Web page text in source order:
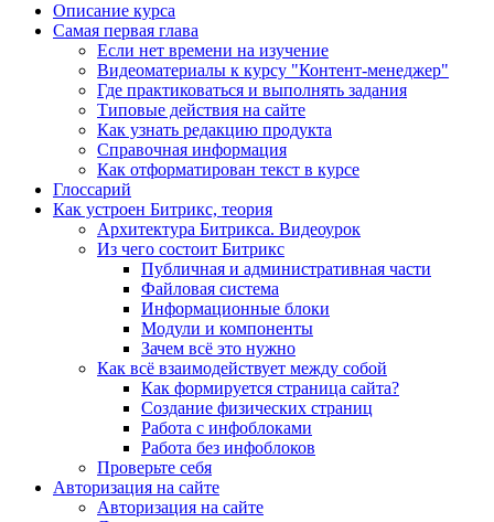
Описание курса
Самая первая глава
Если нет времени на изучение
Видеоматериалы к курсу "Контент-менеджер"
Где практиковаться и выполнять задания
Типовые действия на сайте
Как узнать редакцию продукта
Справочная информация
Как отформатирован текст в курсе
Глоссарий
Как устроен Битрикс, теория
Архитектура Битрикса. Видеоурок
Из чего состоит Битрикс
Публичная и административная части
Файловая система
Информационные блоки
Модули и компоненты
Зачем всё это нужно
Как всё взаимодействует между собой
Как формируется страница сайта?
Создание физических страниц
Работа с инфоблоками
Работа без инфоблоков
Проверьте себя
Авторизация на сайте
Авторизация на сайте